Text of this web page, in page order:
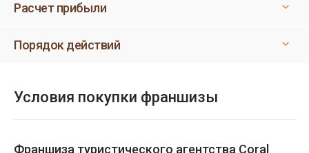
Расчет прибыли
Порядок действий
Условия покупки франшизы
Франшиза туристического агентства Coral